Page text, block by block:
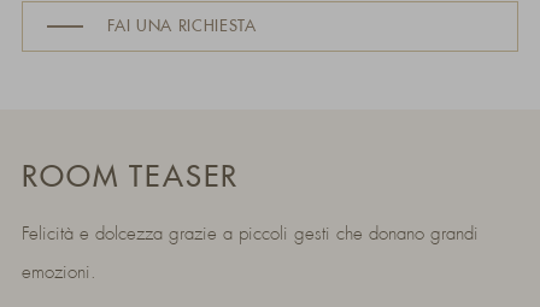
FAI UNA RICHIESTA
ROOM TEASER
Felicità e dolcezza grazie a piccoli gesti che donano grandi
emozioni.